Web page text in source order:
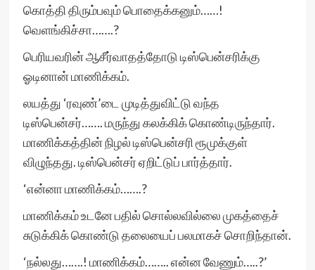
கொத்தி திரும்பவும் பொதைக்கனும்……!
வெளங்கிச்சா…….?
பெரியவரின் ஆசீர்வாதத்தோடு டிஸ்பென்சரிக்கு
ஓடினான் மாணிக்கம்.
லயத்து ‘ரவுண்’டை முடித்துவிட்டு வந்த
டிஸ்பென்சர்……. மருந்து கலக்கிக் கொண்டிருந்தார்.
மாணிக்கத்தின் நிழல் டிஸ்பென்சரி ரூமுக்குள்
விழுந்தது. டிஸ்பென்சர் ஏறிட்டுப் பார்த்தார்.
‘என்னா மாணிக்கம்…….?
மாணிக்கம் உடனே பதில் சொல்லவில்லை முகத்தைச்
சுடுக்கிக் கொண்டு தலையைப் பலமாகச் சொறிந்தான்.
‘நல்லது…….! மாணிக்கம்…….. என்ன வேணும்…..?’